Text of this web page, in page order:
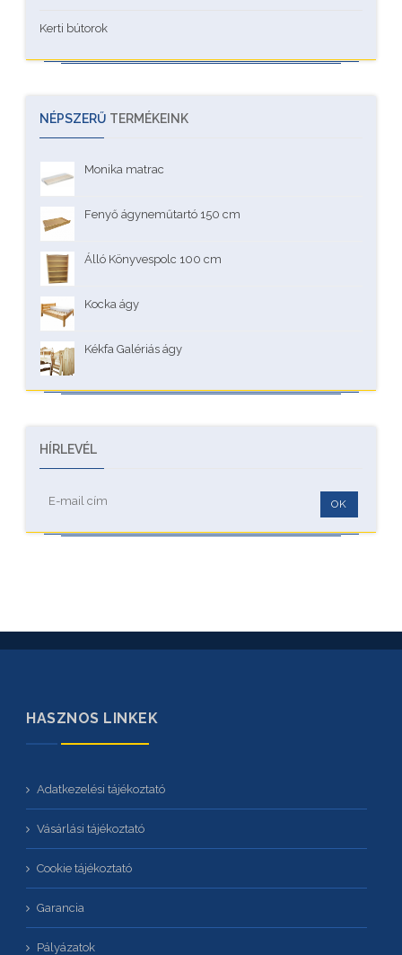
Kerti bútorok
NÉPSZERŰ TERMÉKEINK
Monika matrac
Fenyő ágyneműtartó 150 cm
Álló Könyvespolc 100 cm
Kocka ágy
Kékfa Galériás ágy
HÍRLEVÉL
OK
HASZNOS LINKEK
Adatkezelési tájékoztató
Vásárlási tájékoztató
Cookie tájékoztató
Garancia
Pályázatok